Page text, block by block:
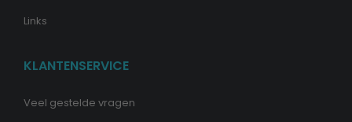
Links
KLANTENSERVICE
Veel gestelde vragen